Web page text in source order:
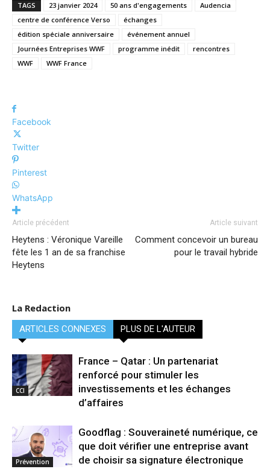
TAGS 23 janvier 2024 50 ans d'engagements
Audencia
centre de conférence Verso
échanges
édition spéciale anniversaire
événement annuel
Journées Entreprises WWF
programme inédit
rencontres
WWF
WWF France
Facebook
Twitter
Pinterest
WhatsApp
Article précédent
Heytens : Véronique Vareille
fête les 1 an de sa franchise
Heytens
Article suivant
Comment concevoir un bureau
pour le travail hybride
La Redaction
ARTICLES CONNEXES PLUS DE L'AUTEUR
CCI
France – Qatar : Un partenariat
renforcé pour stimuler les
investissements et les échanges
d’affaires
Prévention
Goodflag : Souveraineté numérique, ce
que doit vérifier une entreprise avant
de choisir sa signature électronique